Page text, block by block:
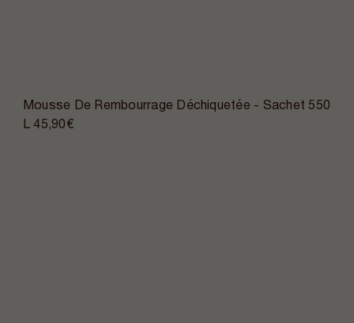
Mousse De Rembourrage Déchiquetée - Sachet 550
L45,90€